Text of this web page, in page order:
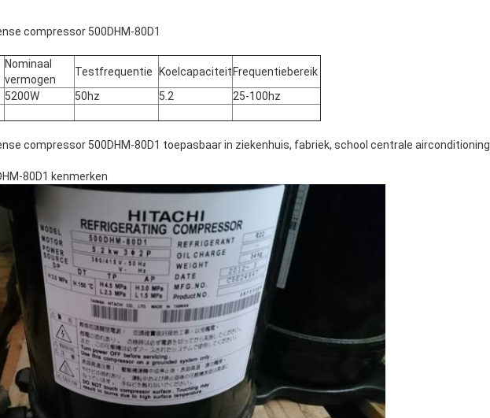
compressor 500DHM-80D1
Nominaal
vermogen
Testfrequentie Koelcapaciteit Frequentiebereik
5200W 50hz 5.2 25-100hz
compressor 500DHM-80D1 toepasbaar in ziekenhuis, fabriek, school centrale airconditioning
80D1 kenmerken